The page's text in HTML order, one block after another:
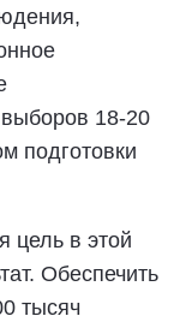
выборов 18-20
подготовки
цель в этой
Обеспечить
тысяч